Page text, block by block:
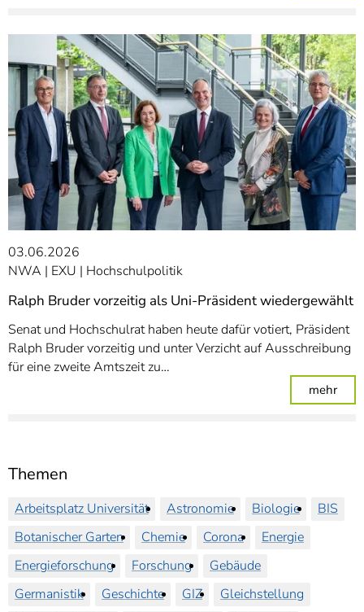
Themen
Arbeitsplatz Universität Astronomie Biologie
BIS
Botanischer Garten
Chemie Corona
Energie
Energieforschung
Forschung
Gebäude
Germanistik
Geschichte GIZ
Gleichstellung
03.06.2026
NWA
EXU Hochschulpolitik
Ralph Bruder vorzeitig als Uni-Präsident wiedergewählt
Senat und Hochschulrat haben heute dafür votiert, Präsident
Ralph Bruder vorzeitig und unter Verzicht auf Ausschreibung
für eine zweite Amtszeit zu…
mehr: